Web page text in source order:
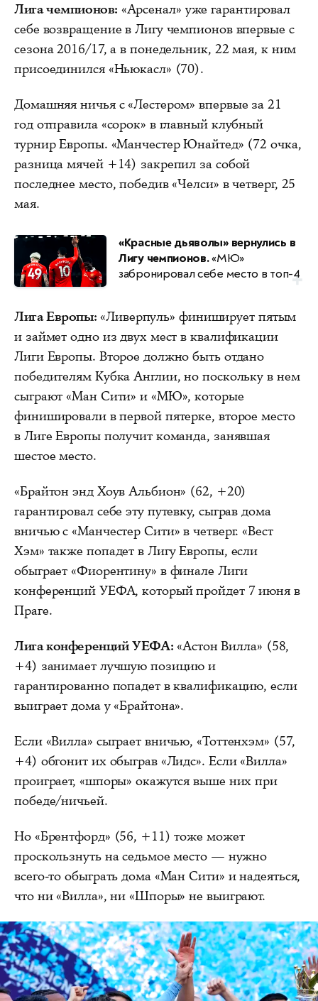
Лига чемпионов: «Арсенал» уже гарантировал
себе возвращение в Лигу чемпионов впервые с
сезона 2016/17, а в понедельник, 22 мая, к ним
присоединился «Ньюкасл» (70).
Домашняя ничья с «Лестером» впервые за 21
год отправила «сорок» в главный клубный
турнир Европы. «Манчестер Юнайтед» (72 очка,
разница мячей +14) закрепил за собой
последнее место, победив «Челси» в четверг, 25
мая.
«Красные дьяволы» вернулись в
Лигу чемпионов.«МЮ»
забронировал себе место в топ-4
Лига Европы: «Ливерпуль» финиширует пятым
и займет одно из двух мест в квалификации
Лиги Европы. Второе должно быть отдано
победителям Кубка Англии, но поскольку в нем
сыграют «Ман Сити» и «МЮ», которые
финишировали в первой пятерке, второе место
в Лиге Европы получит команда, занявшая
шестое место.
«Брайтон энд Хоув Альбион» (62, +20)
гарантировал себе эту путевку, сыграв дома
вничью с «Манчестер Сити» в четверг. «Вест
Хэм» также попадет в Лигу Европы, если
обыграет «Фиорентину» в финале Лиги
конференций УЕФА, который пройдет 7 июня в
Праге.
Лига конференций УЕФА: «Астон Вилла» (58,
+4) занимает лучшую позицию и
гарантированно попадет в квалификацию, если
выиграет дома у «Брайтона».
Если «Вилла» сыграет вничью, «Тоттенхэм» (57,
+4) обгонит их обыграв «Лидс». Если «Вилла»
проиграет, «шпоры» окажутся выше них при
победе/ничьей.
Но «Брентфорд» (56, +11) тоже может
проскользнуть на седьмое место — нужно
всего-то обыграть дома «Ман Сити» и надеяться,
что ни «Вилла», ни «Шпоры» не выиграют.